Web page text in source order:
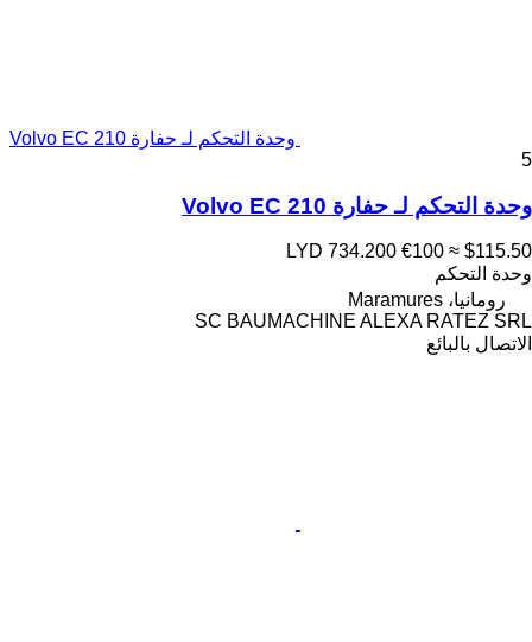
وحدة التحكم لـ حفارة Volvo EC 210
5
وحدة التحكم لـ حفارة Volvo EC 210
LYD 734.200 €100 ≈ $115.50
وحدة التحكم
رومانيا، Maramures
SC BAUMACHINE ALEXA RATEZ SRL
الاتصال بالبائع